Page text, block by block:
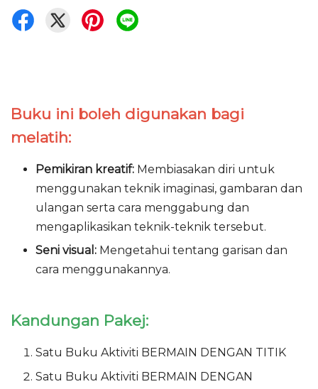
Buku ini boleh digunakan bagi
melatih:
Pemikiran kreatif: Membiasakan diri untuk
menggunakan teknik imaginasi, gambaran dan
ulangan serta cara menggabung dan
mengaplikasikan teknik-teknik tersebut.
Seni visual: Mengetahui tentang garisan dan
cara menggunakannya.
Kandungan Pakej:
Satu Buku Aktiviti BERMAIN DENGAN TITIK
Satu Buku Aktiviti BERMAIN DENGAN